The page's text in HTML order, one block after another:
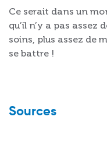
Ce serait dans un
qu’il n’y a pas assez
soins, plus assez de
se battre !
Sources